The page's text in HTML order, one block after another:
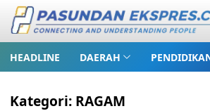
HEADLINE DAERAH
Kategori: RAGAM